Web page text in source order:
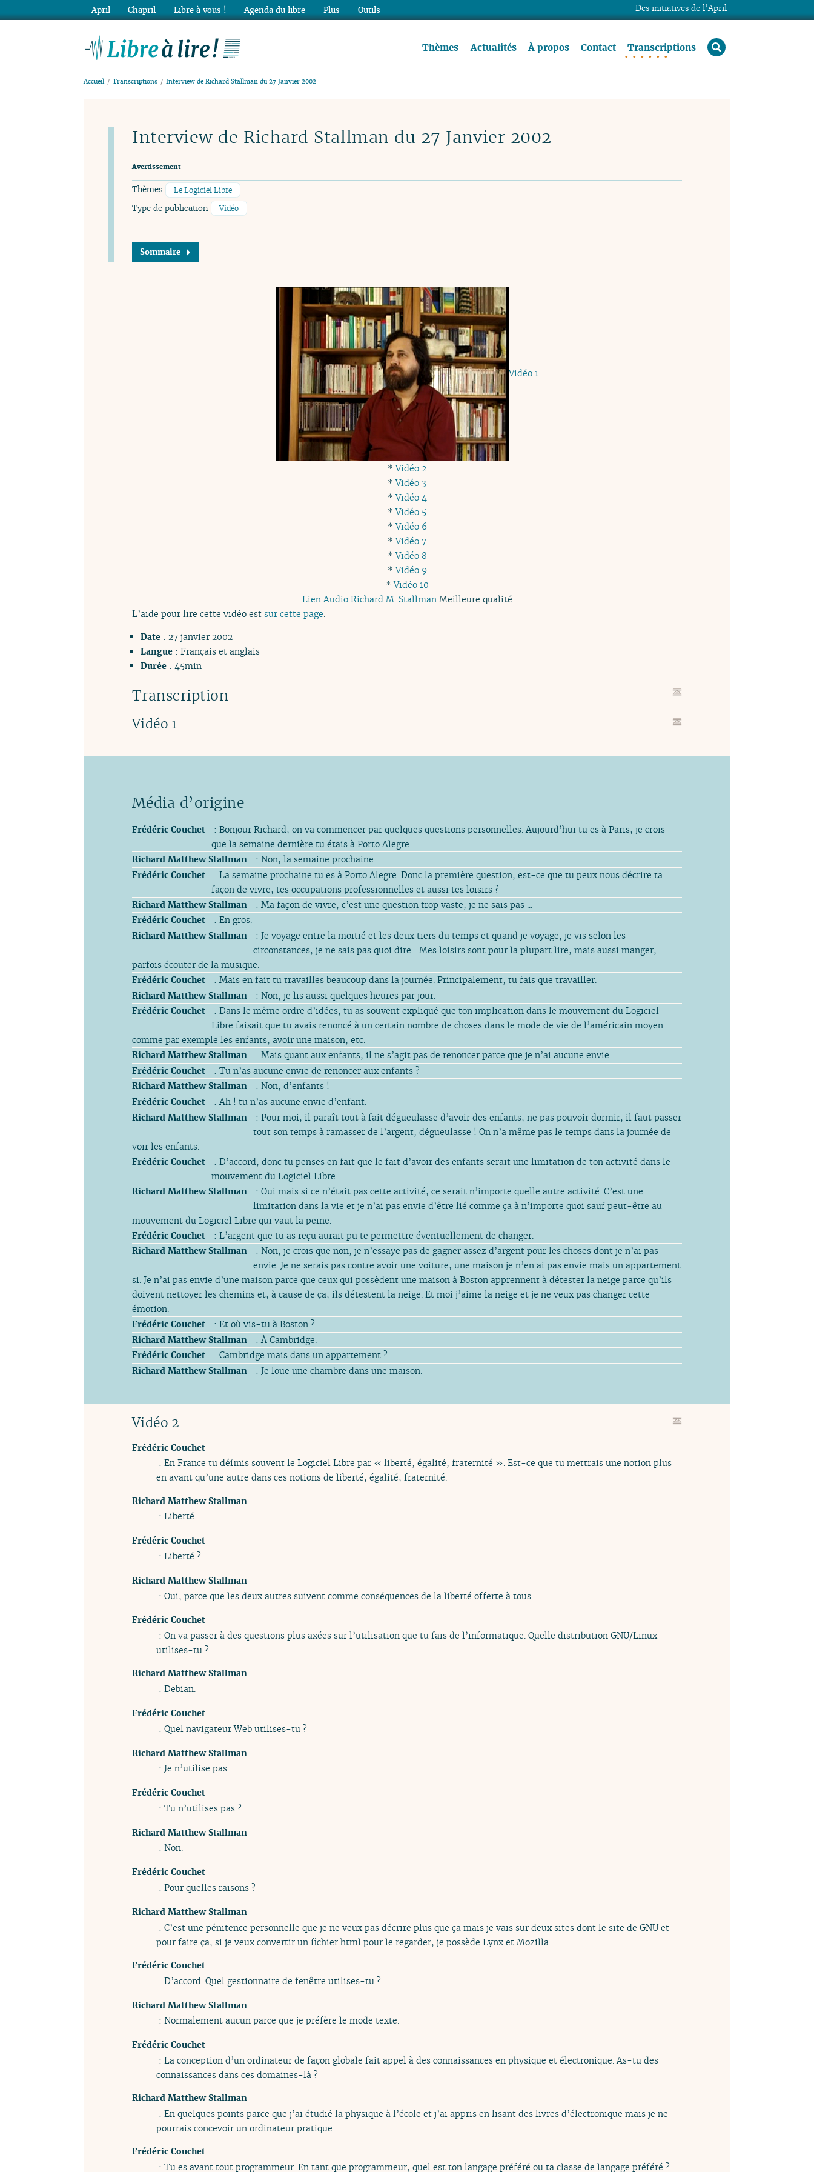
Thèmes Actualités À propos Contact Transcriptions rechercher
Accueil Transcriptions Interview de Richard Stallman du 27 Janvier 2002
Interview de Richard Stallman du 27 Janvier 2002
Avertissement
Thèmes Le Logiciel Libre
Type de publication Vidéo
Sommaire
Vidéo 1
*Vidéo 2
*Vidéo 3
*Vidéo 4
*Vidéo 5
*Vidéo 6
*Vidéo 7
*Vidéo 8
*Vidéo 9
*Vidéo 10
Lien Audio Richard M. Stallman Meilleure qualité
L’aide pour lire cette vidéo est sur cette page
Date : 27 janvier 2002
Langue : Français et anglais
Durée : 45min
Transcription
Vidéo 1
Frédéric Couchet
: Bonjour Richard, on va commencer par quelques questions personnelles. Aujourd’hui tu es à Paris, je crois
que la semaine dernière tu étais à Porto Alegre.
Richard Matthew Stallman
: Non, la semaine prochaine.
Frédéric Couchet
: La semaine prochaine tu es à Porto Alegre. Donc la première question, est-ce que tu peux nous décrire ta
façon de vivre, tes occupations professionnelles et aussi tes loisirs ?
Richard Matthew Stallman
: Ma façon de vivre, c’est une question trop vaste, je ne sais pas ...
Frédéric Couchet
: En gros.
Richard Matthew Stallman
: Je voyage entre la moitié et les deux tiers du temps et quand je voyage, je vis selon les
circonstances, je ne sais pas quoi dire... Mes loisirs sont pour la plupart lire, mais aussi manger,
parfois écouter de la musique.
Frédéric Couchet
: Mais en fait tu travailles beaucoup dans la journée. Principalement, tu fais que travailler.
Richard Matthew Stallman
: Non, je lis aussi quelques heures par jour.
Frédéric Couchet
: Dans le même ordre d’idées, tu as souvent expliqué que ton implication dans le mouvement du Logiciel
Libre faisait que tu avais renoncé à un certain nombre de choses dans le mode de vie de l’américain moyen
comme par exemple les enfants, avoir une maison, etc.
Richard Matthew Stallman
: Mais quant aux enfants, il ne s’agit pas de renoncer parce que je n’ai aucune envie.
Frédéric Couchet
: Tu n’as aucune envie de renoncer aux enfants ?
Richard Matthew Stallman
: Non, d’enfants !
Frédéric Couchet
: Ah ! tu n’as aucune envie d’enfant.
Richard Matthew Stallman
: Pour moi, il paraît tout à fait dégueulasse d’avoir des enfants, ne pas pouvoir dormir, il faut passer
tout son temps à ramasser de l’argent, dégueulasse ! On n’a même pas le temps dans la journée de
voir les enfants.
Frédéric Couchet
: D’accord, donc tu penses en fait que le fait d’avoir des enfants serait une limitation de ton activité dans le
mouvement du Logiciel Libre.
Richard Matthew Stallman
: Oui mais si ce n’était pas cette activité, ce serait n’importe quelle autre activité. C’est une
limitation dans la vie et je n’ai pas envie d’être lié comme ça à n’importe quoi sauf peut-être au
mouvement du Logiciel Libre qui vaut la peine.
Frédéric Couchet
: L’argent que tu as reçu aurait pu te permettre éventuellement de changer.
Richard Matthew Stallman
: Non, je crois que non, je n’essaye pas de gagner assez d’argent pour les choses dont je n’ai pas
envie. Je ne serais pas contre avoir une voiture, une maison je n’en ai pas envie mais un appartement
si. Je n’ai pas envie d’une maison parce que ceux qui possèdent une maison à Boston apprennent à détester la neige parce qu’ils
doivent nettoyer les chemins et, à cause de ça, ils détestent la neige. Et moi j’aime la neige et je ne veux pas changer cette
émotion.
Frédéric Couchet
: Et où vis-tu à Boston ?
Richard Matthew Stallman
: À Cambridge.
Frédéric Couchet
: Cambridge mais dans un appartement ?
Richard Matthew Stallman
: Je loue une chambre dans une maison.
Vidéo 2
Frédéric Couchet
: En France tu définis souvent le Logiciel Libre par « liberté, égalité, fraternité ». Est-ce que tu mettrais une notion plus
en avant qu’une autre dans ces notions de liberté, égalité, fraternité.
Richard Matthew Stallman
: Liberté.
Frédéric Couchet
: Liberté ?
Richard Matthew Stallman
: Oui, parce que les deux autres suivent comme conséquences de la liberté offerte à tous.
Frédéric Couchet
: On va passer à des questions plus axées sur l’utilisation que tu fais de l’informatique. Quelle distribution GNU/Linux
utilises-tu ?
Richard Matthew Stallman
: Debian.
Frédéric Couchet
: Quel navigateur Web utilises-tu ?
Richard Matthew Stallman
: Je n’utilise pas.
Frédéric Couchet
: Tu n’utilises pas ?
Richard Matthew Stallman
: Non.
Frédéric Couchet
: Pour quelles raisons ?
Richard Matthew Stallman
: C’est une pénitence personnelle que je ne veux pas décrire plus que ça mais je vais sur deux sites dont le site de GNU et
pour faire ça, si je veux convertir un fichier html pour le regarder, je possède Lynx et Mozilla.
Frédéric Couchet
: D’accord. Quel gestionnaire de fenêtre utilises-tu ?
Richard Matthew Stallman
: Normalement aucun parce que je préfère le mode texte.
Frédéric Couchet
: La conception d’un ordinateur de façon globale fait appel à des connaissances en physique et électronique. As-tu des
connaissances dans ces domaines-là ?
Richard Matthew Stallman
: En quelques points parce que j’ai étudié la physique à l’école et j’ai appris en lisant des livres d’électronique mais je ne
pourrais concevoir un ordinateur pratique.
Frédéric Couchet
: Tu es avant tout programmeur. En tant que programmeur, quel est ton langage préféré ou ta classe de langage préféré ?
Des initiatives de l’April
April Chapril Libre à vous ! Agenda du libre Plus Outils